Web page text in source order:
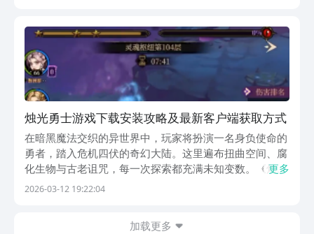
烛光勇士游戏下载安装攻略及最新客户端获取方式
在暗黑魔法交织的异世界中，玩家将扮演一名身负使命的
勇者，踏入危机四伏的奇幻大陆。这里遍布扭曲空间、腐
化生物与古老诅咒，每一次探索都充满未知变数。《烛光
勇士》以高辨识度的二次元美术风格构建沉浸式世界观，
更多
2026-03-12 19:22:04
加载更多